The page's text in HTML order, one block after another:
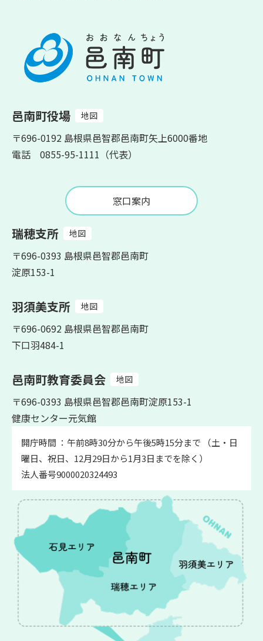
邑南町役場 地図
〒696-0192 島根県邑智郡邑南町矢上6000番地
電話 0855-95-1111（代表）
窓口案内
瑞穂支所 地図
〒696-0393 島根県邑智郡邑南町
淀原153-1
羽須美支所 地図
〒696-0692 島根県邑智郡邑南町
下口羽484-1
邑南町教育委員会 地図
〒696-0393 島根県邑智郡邑南町淀原153-1
健康センター元気館
開庁時間 ：午前8時30分から午後5時15分まで （土・日
曜日、祝日、12月29日から1月3日までを除く）
法人番号9000020324493